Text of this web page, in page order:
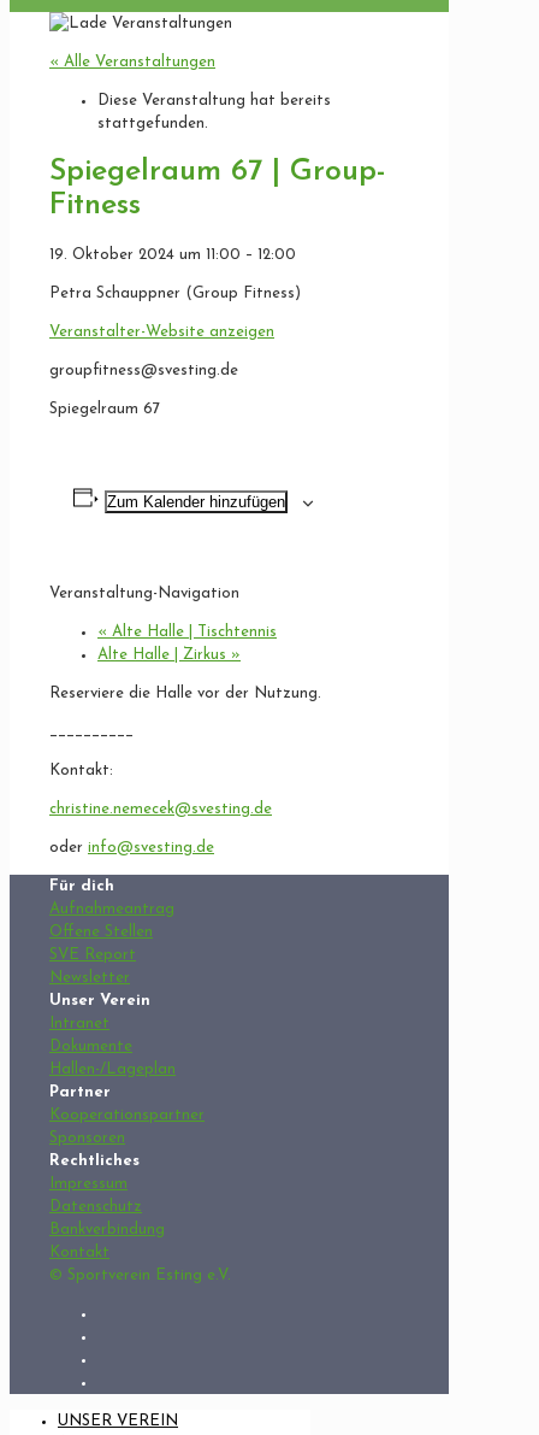
« Alle Veranstaltungen
Diese Veranstaltung hat bereits
stattgefunden.
Spiegelraum 67 | Group-
Fitness
19. Oktober 2024 um 11:00 – 12:00
Petra Schauppner (Group Fitness)
Veranstalter-Website anzeigen
groupfitness@svesting.de
Spiegelraum 67
Zum Kalender hinzufügen
Veranstaltung-Navigation
« Alte Halle | Tischtennis
Alte Halle | Zirkus »
Reserviere die Halle vor der Nutzung.
Kontakt:
christine.nemecek@svesting.de
oder info@svesting.de
Für dich
Aufnahmeantrag
Offene Stellen
SVE Report
Newsletter
Unser Verein
Intranet
Dokumente
Hallen-/Lageplan
Partner
Kooperationspartner
Sponsoren
Rechtliches
Impressum
Datenschutz
Bankverbindung
Kontakt
© Sportverein Esting e.V.
UNSER VEREIN